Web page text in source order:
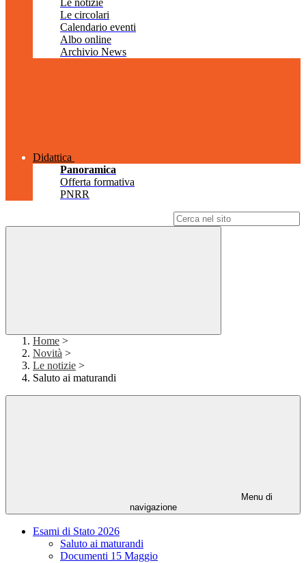
Le notizie
Le circolari
Calendario eventi
Albo online
Archivio News
Didattica
Panoramica
Offerta formativa
PNRR
Home >
Novità >
Le notizie >
Saluto ai maturandi
Menu di
navigazione
Esami di Stato 2026
Saluto ai maturandi
Documenti 15 Maggio